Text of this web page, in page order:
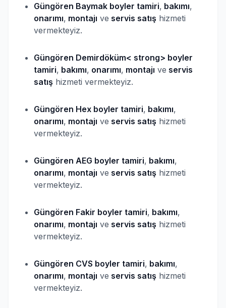
Güngören Baymak boyler tamiri, bakımı,
onarımı, montajı ve servis satış hizmeti
vermekteyiz.
Güngören Demirdöküm< strong> boyler
tamiri, bakımı, onarımı, montajı ve servis
satış hizmeti vermekteyiz.
Güngören Hex boyler tamiri, bakımı,
onarımı, montajı ve servis satış hizmeti
vermekteyiz.
Güngören AEG boyler tamiri, bakımı,
onarımı, montajı ve servis satış hizmeti
vermekteyiz.
Güngören Fakir boyler tamiri, bakımı,
onarımı, montajı ve servis satış hizmeti
vermekteyiz.
Güngören CVS boyler tamiri, bakımı,
onarımı, montajı ve servis satış hizmeti
vermekteyiz.